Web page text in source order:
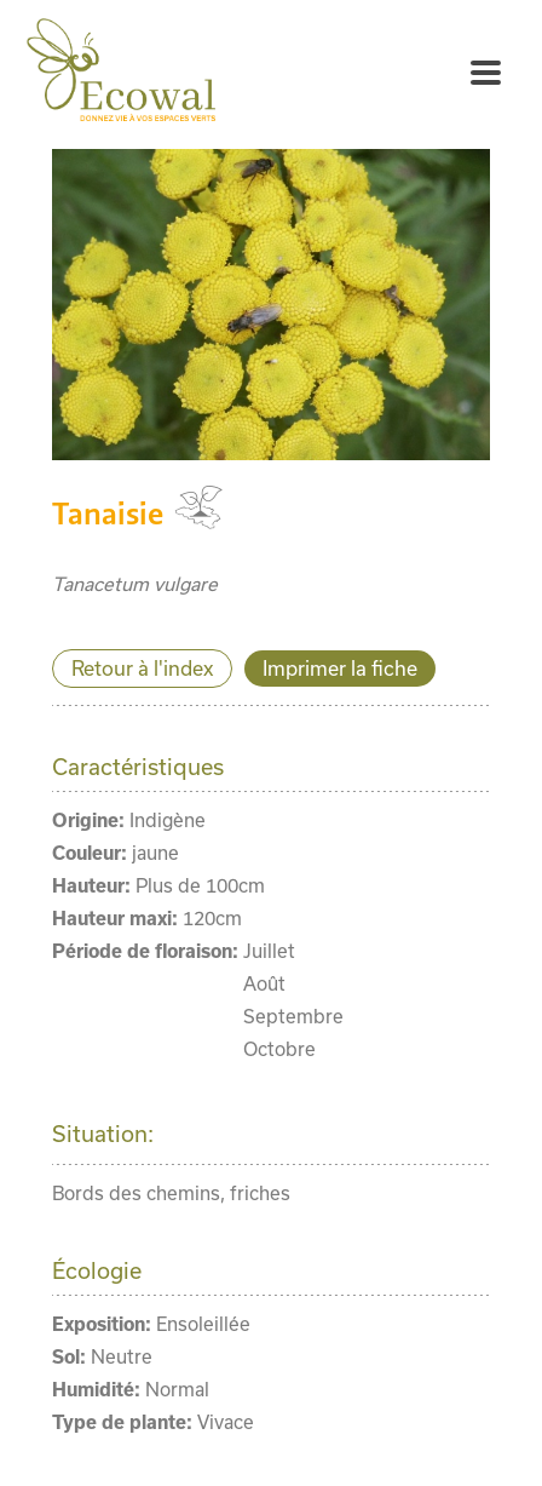
Tanaisie
Tanacetum vulgare
Retour à l'index Imprimer la fiche
Caractéristiques
Origine: Indigène
Couleur: jaune
Hauteur: Plus de 100cm
Hauteur maxi: 120cm
Période de floraison: Juillet
Août
Septembre
Octobre
Situation:
Bords des chemins, friches
Écologie
Exposition: Ensoleillée
Sol: Neutre
Humidité: Normal
Type de plante: Vivace